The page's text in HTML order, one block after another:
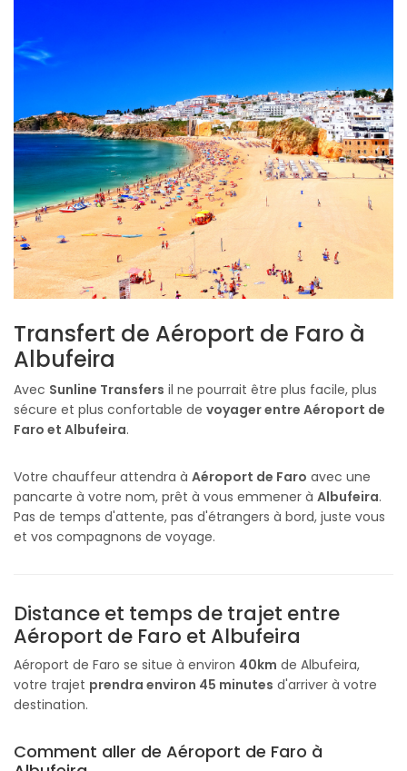
Transfert de Aéroport de Faro à
Albufeira
Avec Sunline Transfers il ne pourrait être plus facile, plus
sécure et plus confortable de voyager entre Aéroport de
Faro et Albufeira.
Votre chauffeur attendra à Aéroport de Faro avec une
pancarte à votre nom, prêt à vous emmener à Albufeira.
Pas de temps d'attente, pas d'étrangers à bord, juste vous
et vos compagnons de voyage.
Distance et temps de trajet entre
Aéroport de Faro et Albufeira
Aéroport de Faro se situe à environ 40km de Albufeira,
votre trajet prendra environ 45 minutes d'arriver à votre
destination.
Comment aller de Aéroport de Faro à